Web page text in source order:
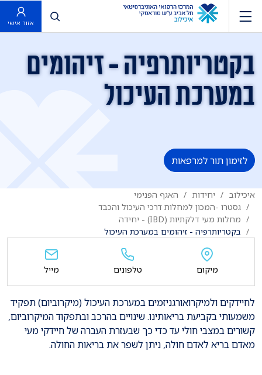
פתח חיפוש
אזור אישי
בקטריותרפיה - זיהומים
במערכת העיכול
לזימון תור למרפאות
איכילוב יחידות
האגף הפנימי
גסטרו -המכון למחלות דרכי העיכול והכבד
מחלות מעי דלקתיות (IBD) - יחידה
בקטריותרפיה - זיהומים במערכת העיכול
לחיידקים ולמיקרואורגניזמים במערכת העיכול (מיקרוביום) תפקיד
משמעותי בקביעת בריאותינו. שינויים בהרכב ובתפקוד המיקרוביום,
קשורים במצבי חולי עד כדי כך שבעזרת העברה של חיידקי מעי
מאדם בריא לאדם חולה, ניתן לשפר את בריאות החולה.
מיקום טלפונים מייל